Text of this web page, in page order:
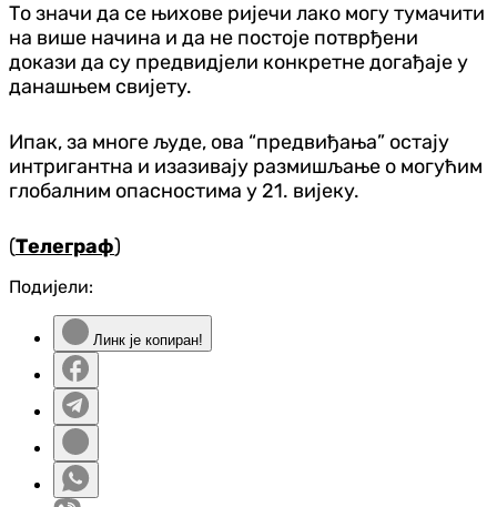
То значи да се њихове ријечи лако могу тумачити
на више начина и да не постоје потврђени
докази да су предвидјели конкретне догађаје у
данашњем свијету.
Ипак, за многе људе, ова “предвиђања” остају
интригантна и изазивају размишљање о могућим
глобалним опасностима у 21. вијеку.
(Телеграф)
Подијели:
Линк је копиран!